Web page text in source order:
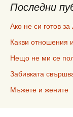
Последни
Ако не си готов
Какви отношения
Нещо не ми се
Забивката
Мъжете и жените